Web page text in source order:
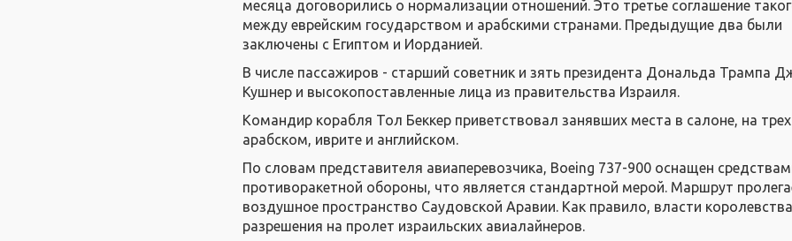
месяца договорились о нормализации отношений. Это третье соглашение
между еврейским государством и арабскими странами. Предыдущие два были
заключены с Египтом и Иорданией.
В числе пассажиров - старший советник и зять президента Дональда Трампа
Кушнер и высокопоставленные лица из правительства Израиля.
Командир корабля Тол Беккер приветствовал занявших места в салоне, на
арабском, иврите и английском.
По словам представителя авиаперевозчика, Boeing 737-900 оснащен
противоракетной обороны, что является стандартной мерой. Маршрут
воздушное пространство Саудовской Аравии. Как правило, власти
разрешения на пролет израильских авиалайнеров.